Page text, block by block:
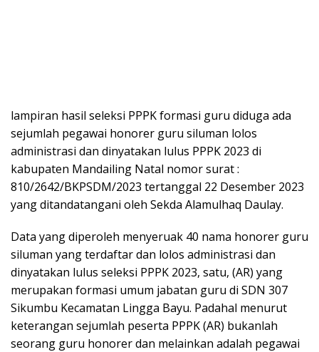
lampiran hasil seleksi PPPK formasi guru diduga ada
sejumlah pegawai honorer guru siluman lolos
administrasi dan dinyatakan lulus PPPK 2023 di
kabupaten Mandailing Natal nomor surat :
810/2642/BKPSDM/2023 tertanggal 22 Desember 2023
yang ditandatangani oleh Sekda Alamulhaq Daulay.
Data yang diperoleh menyeruak 40 nama honorer guru
siluman yang terdaftar dan lolos administrasi dan
dinyatakan lulus seleksi PPPK 2023, satu, (AR) yang
merupakan formasi umum jabatan guru di SDN 307
Sikumbu Kecamatan Lingga Bayu. Padahal menurut
keterangan sejumlah peserta PPPK (AR) bukanlah
seorang guru honorer dan melainkan adalah pegawai